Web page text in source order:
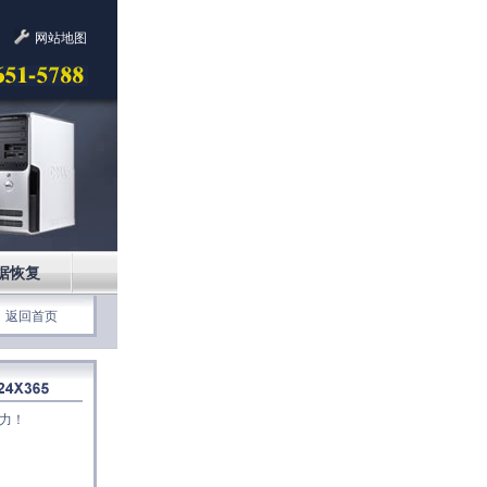
网站地图
恢复
返回首页
！